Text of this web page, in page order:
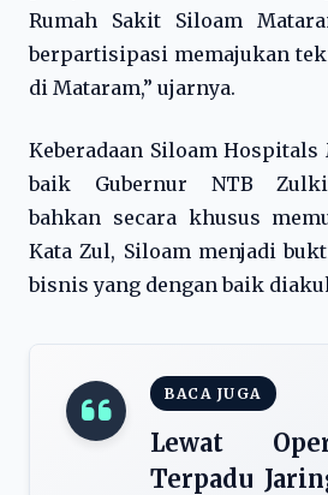
Rumah Sakit Siloam
berpartisipasi memajukan
di Mataram,” ujarnya.
Keberadaan Siloam
baik Gubernur NTB
bahkan secara khusus
Kata Zul, Siloam menjadi
bisnis yang dengan baik
BACA JUGA
Lewat
Terpadu